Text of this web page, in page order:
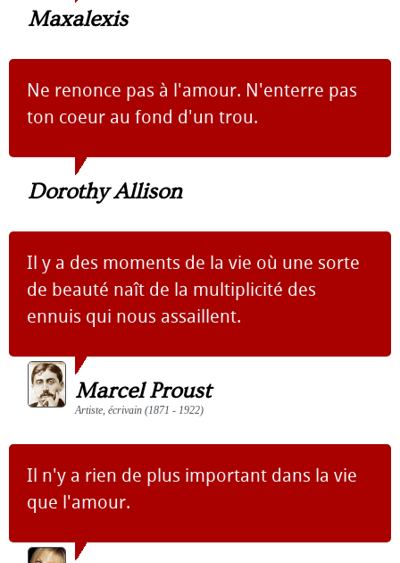
Maxalexis
Ne renonce pas à l'amour. N'enterre pas
ton coeur au fond d'un trou.
Dorothy Allison
Il y a des moments de la vie où une sorte
de beauté naît de la multiplicité des
ennuis qui nous assaillent.
Marcel Proust
Artiste, écrivain (1871 - 1922)
Il n'y a rien de plus important dans la vie
que l'amour.